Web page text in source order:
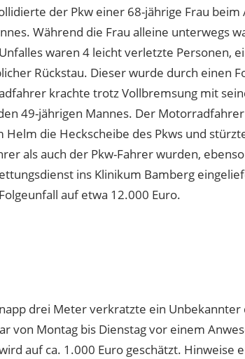
der Pkw einer 68-jährige Frau
Während die Frau alleine unterwegs
waren 4 leicht verletzte Personen,
Rückstau. Dieser wurde durch einen
krachte trotz Vollbremsung mit
49-jährigen Mannes. Der
die Heckscheibe des Pkws und
als auch der Pkw-Fahrer wurden,
ins Klinikum Bamberg
auf etwa 12.000 Euro.
drei Meter verkratzte ein Unbekannter
von Montag bis Dienstag vor einem
auf ca. 1.000 Euro geschätzt. Hinweise